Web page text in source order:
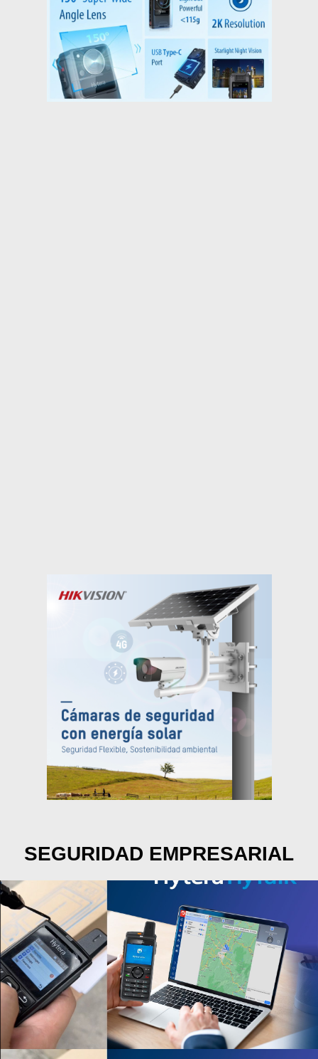
SEGURIDAD EMPRESARIAL